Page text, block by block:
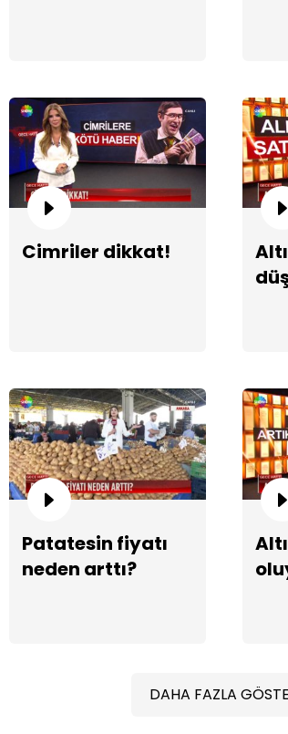
Cimriler dikkat!
Patatesin fiyatı
neden arttı?
DAHA FAZLA